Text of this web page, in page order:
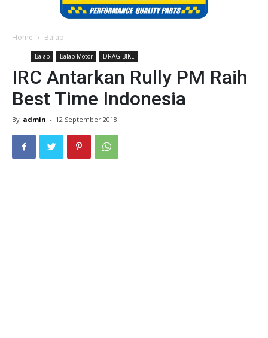
Home Balap
Balap Balap Motor DRAG BIKE
IRC Antarkan Rully PM Raih
Best Time Indonesia
By admin - 12 September 2018